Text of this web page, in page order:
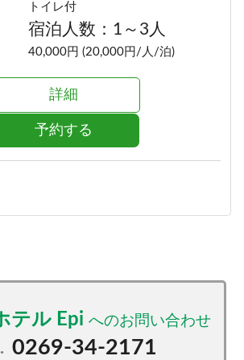
トイレ付
宿泊人数：1～3人
40,000円 (20,000円/人/泊)
詳細
予約する
テル Epi
0269-34-2171